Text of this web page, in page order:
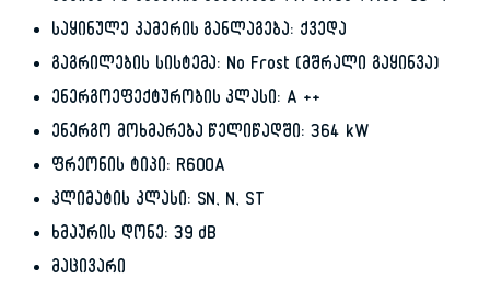
საყინულე კამერის განლაგება: ქვედა
გაგრილების სისტემა: No Frost (მშრალი გაყინვა)
ენერგოეფექტურობის კლასი: A ++
ენერგო მოხმარება წელიწადში: 364 kW
ფრეონის ტიპი: R600A
კლიმატის კლასი: SN, N, ST
ხმაურის დონე: 39 dB
მაცივარი